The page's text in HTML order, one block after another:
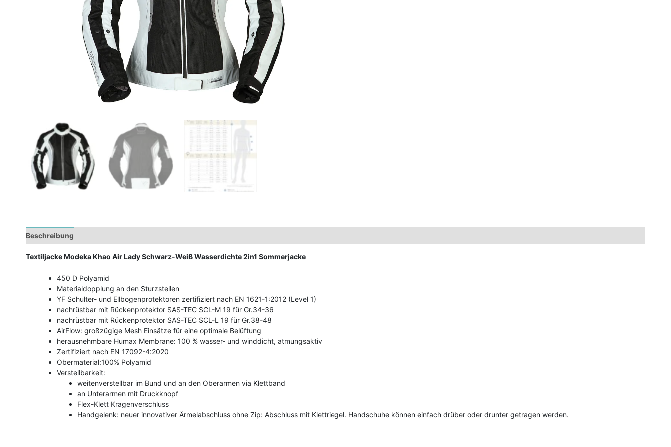
Beschreibung
Textiljacke Modeka Khao Air Lady Schwarz-WeißWasserdichte 2in1 Sommerjacke
450 D Polyamid
Materialdopplung an den Sturzstellen
YF Schulter- und Ellbogenprotektoren zertifiziert nach EN 1621-1:2012 (Level 1)
nachrüstbar mit Rückenprotektor SAS-TEC SCL-M 19 für Gr.34-36
nachrüstbar mit Rückenprotektor SAS-TEC SCL-L 19 für Gr.38-48
AirFlow: großzügige Mesh Einsätze für eine optimale Belüftung
herausnehmbare Humax Membrane: 100 % wasser- und winddicht, atmungsaktiv
Zertifiziert nach EN 17092-4:2020
Obermaterial:100% Polyamid
Verstellbarkeit:
weitenverstellbar im Bund und an den Oberarmen via Klettband
an Unterarmen mit Druckknopf
Flex-Klett Kragenverschluss
Handgelenk: neuer innovativer Ärmelabschluss ohne Zip: Abschluss mit Klettriegel. Handschuhe können einfach drüber oder drunter getragen werden.